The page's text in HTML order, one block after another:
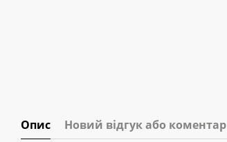
Опис Новий відгук або коментар